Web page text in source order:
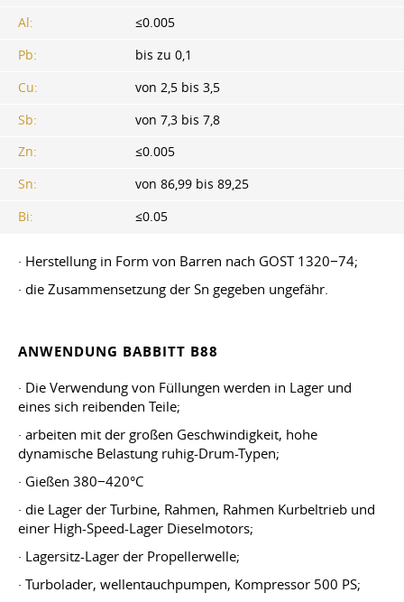
Al:
≤0.005
Pb:
bis zu 0,1
Cu:
von 2,5 bis 3,5
Sb:
von 7,3 bis 7,8
Zn:
≤0.005
Sn:
von 86,99 bis 89,25
Bi:
≤0.05
· Herstellung in Form von Barren nach GOST 1320−74;
· die Zusammensetzung der Sn gegeben ungefähr.
ANWENDUNG BABBITT B88
· Die Verwendung von Füllungen werden in Lager und
eines sich reibenden Teile;
· arbeiten mit der großen Geschwindigkeit, hohe
dynamische Belastung ruhig-Drum-Typen;
· Gießen 380−420°C
· die Lager der Turbine, Rahmen, Rahmen Kurbeltrieb und
einer High-Speed-Lager Dieselmotors;
· Lagersitz-Lager der Propellerwelle;
· Turbolader, wellentauchpumpen, Kompressor 500 PS;